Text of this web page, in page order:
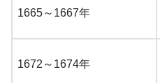
1665～1667年
1672～1674年